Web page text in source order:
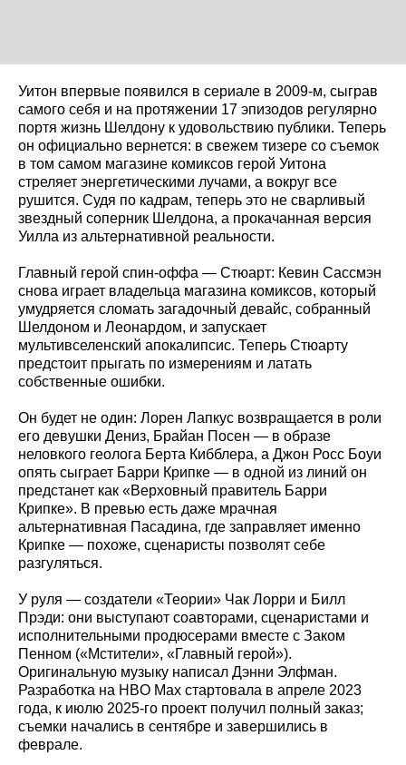
Уитон впервые появился в сериале в 2009‑м, сыграв
самого себя и на протяжении 17 эпизодов регулярно
портя жизнь Шелдону к удовольствию публики. Теперь
он официально вернется: в свежем тизере со съемок
в том самом магазине комиксов герой Уитона
стреляет энергетическими лучами, а вокруг все
рушится. Судя по кадрам, теперь это не сварливый
звездный соперник Шелдона, а прокачанная версия
Уилла из альтернативной реальности.
Главный герой спин-оффа — Стюарт: Кевин Сассмэн
снова играет владельца магазина комиксов, который
умудряется сломать загадочный девайс, собранный
Шелдоном и Леонардом, и запускает
мультивселенский апокалипсис. Теперь Стюарту
предстоит прыгать по измерениям и латать
собственные ошибки.
Он будет не один: Лорен Лапкус возвращается в роли
его девушки Дениз, Брайан Посен — в образе
неловкого геолога Берта Кибблера, а Джон Росс Боуи
опять сыграет Барри Крипке — в одной из линий он
предстанет как «Верховный правитель Барри
Крипке». В превью есть даже мрачная
альтернативная Пасадина, где заправляет именно
Крипке — похоже, сценаристы позволят себе
разгуляться.
У руля — создатели «Теории» Чак Лорри и Билл
Прэди: они выступают соавторами, сценаристами и
исполнительными продюсерами вместе с Заком
Пенном («Мстители», «Главный герой»).
Оригинальную музыку написал Дэнни Элфман.
Разработка на HBO Max стартовала в апреле 2023
года, к июлю 2025‑го проект получил полный заказ;
съемки начались в сентябре и завершились в
феврале.